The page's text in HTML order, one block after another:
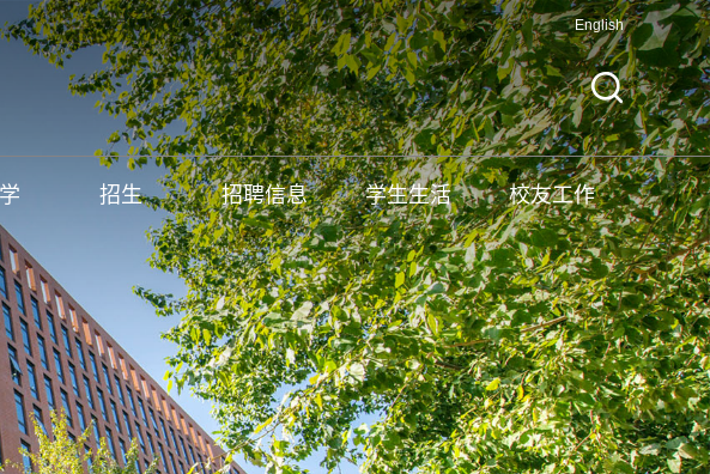
English
招生 招聘信息 学生生活 校友工作